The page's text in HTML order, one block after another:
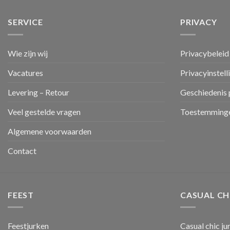
SERVICE
Wie zijn wij
Vacatures
Levering – Retour
Veel gestelde vragen
Algemene voorwaarden
Contact
PRIVACY
Privacybeleid
FEEST
Feestjurken
CASUAL
Casual chic